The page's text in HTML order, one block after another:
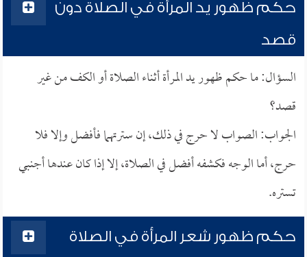
حكم ظهور يد المرأة في الصلاة دون
قصد
السؤال: ما حكم ظهور يد المرأة أثناء الصلاة أو الكف من غير
قصد؟
الجواب: الصواب لا حرج في ذلك، إن سترتهما فأفضل وإلا فلا
حرج، أما الوجه فكشفه أفضل في الصلاة، إلا إذا كان عندها أجنبي
تستره.
حكم ظهور شعر المرأة في الصلاة